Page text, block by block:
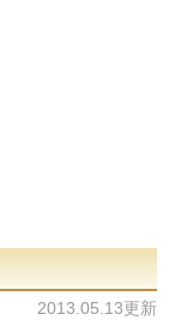
2013.05.13更新